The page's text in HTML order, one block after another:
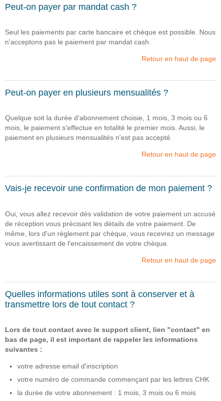
Peut-on payer par mandat cash ?
Seul les paiements par carte bancaire et chèque est possible. Nous
n'acceptons pas le paiement par mandat cash.
Retour en haut de page
Peut-on payer en plusieurs mensualités ?
Quelque soit la durée d'abonnement choisie, 1 mois, 3 mois ou 6
mois, le paiement s'effectue en totalité le premier mois. Aussi, le
paiement en plusieurs mensualités n'est pas accepté.
Retour en haut de page
Vais-je recevoir une confirmation de mon paiement ?
Oui, vous allez recevoir dès validation de votre paiement un accusé
de réception vous précisant les détails de votre paiement. De
même, lors d'un règlement par chèque, vous recevrez un message
vous avertissant de l'encaissement de votre chèque.
Retour en haut de page
Quelles informations utiles sont à conserver et à
transmettre lors de tout contact ?
Lors de tout contact avec le support client, lien "contact" en
bas de page, il est important de rappeler les informations
suivantes :
votre adresse email d'inscription
votre numéro de commande commençant par les lettres CHK
la durée de votre abonnement : 1 mois, 3 mois ou 6 mois